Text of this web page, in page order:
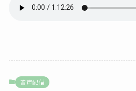
音声配信